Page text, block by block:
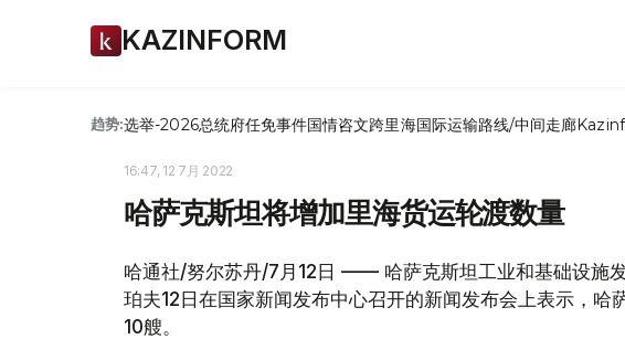
KAZINFORM
趋势:选举-2026总统府任免事件国情咨文跨里海国际运输路线/中间走廊
16:47, 12 7月 2022
哈萨克斯坦将增加里海货运轮渡数量
哈通社/努尔苏丹/7月12日 —— 哈萨克斯坦工业和基础设施
珀夫12日在国家新闻发布中心召开的新闻发布会上表示，哈
10艘。